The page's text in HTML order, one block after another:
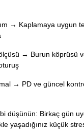
→ Kaplamaya uygun
→ Burun köprüsü
→ PD ve güncel
düşünün: Birkaç gün
yaşadığınız küçük